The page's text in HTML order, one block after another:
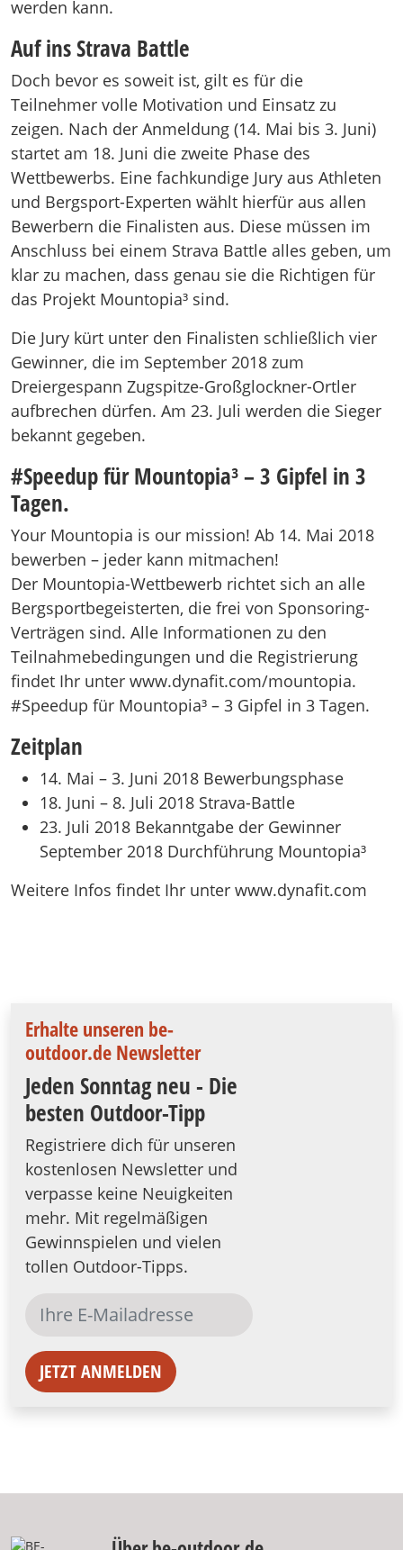
werden kann.
Auf ins Strava Battle
Doch bevor es soweit ist, gilt es für die
Teilnehmer volle Motivation und Einsatz zu
zeigen. Nach der Anmeldung (14. Mai bis 3. Juni)
startet am 18. Juni die zweite Phase des
Wettbewerbs. Eine fachkundige Jury aus Athleten
und Bergsport-Experten wählt hierfür aus allen
Bewerbern die Finalisten aus. Diese müssen im
Anschluss bei einem Strava Battle alles geben, um
klar zu machen, dass genau sie die Richtigen für
das Projekt Mountopia³ sind.
Die Jury kürt unter den Finalisten schließlich vier
Gewinner, die im September 2018 zum
Dreiergespann Zugspitze-Großglockner-Ortler
aufbrechen dürfen. Am 23. Juli werden die Sieger
bekannt gegeben.
#Speedup für Mountopia³ – 3 Gipfel in 3
Tagen.
Your Mountopia is our mission! Ab 14. Mai 2018
bewerben – jeder kann mitmachen!
Der Mountopia-Wettbewerb richtet sich an alle
Bergsportbegeisterten, die frei von Sponsoring-
Verträgen sind. Alle Informationen zu den
Teilnahmebedingungen und die Registrierung
findet Ihr unter www.dynafit.com/mountopia.
#Speedup für Mountopia³ – 3 Gipfel in 3 Tagen.
Zeitplan
14. Mai – 3. Juni 2018 Bewerbungsphase
18. Juni – 8. Juli 2018 Strava-Battle
23. Juli 2018 Bekanntgabe der Gewinner
September 2018 Durchführung Mountopia³
Weitere Infos findet Ihr unter www.dynafit.com
Erhalte unseren be-
outdoor.de Newsletter
Jeden Sonntag neu - Die
besten Outdoor-Tipp
Registriere dich für unseren
kostenlosen Newsletter und
verpasse keine Neuigkeiten
mehr. Mit regelmäßigen
Gewinnspielen und vielen
tollen Outdoor-Tipps.
JETZT ANMELDEN